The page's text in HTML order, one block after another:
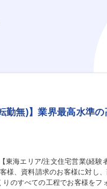
勤無)】業界最高水準
すべての工程でお客様をフォロ